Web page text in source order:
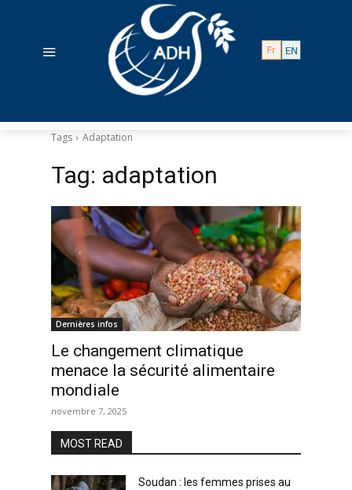
Tags Adaptation
Tag: adaptation
Dernières infos
Le changement climatique
menace la sécurité alimentaire
mondiale
novembre 7, 2025
MOST READ
Soudan : les femmes prises au